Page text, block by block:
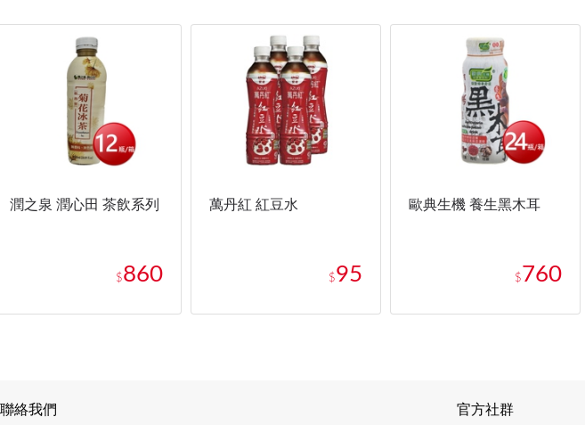
潤之泉 潤心田 茶飲系列
$860
萬丹紅 紅豆水
$95
歐典生機 養生黑木耳
$760
聯絡我們 官方社群